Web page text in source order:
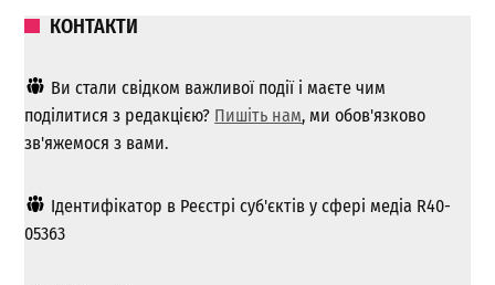
КОНТАКТИ
Ви стали свідком важливої ​​події і маєте чим
поділитися з редакцією? Пишіть нам, ми обов'язково
зв'яжемося з вами.
Ідентифікатор в Реєстрі суб'єктів у сфері медіа R40-
05363